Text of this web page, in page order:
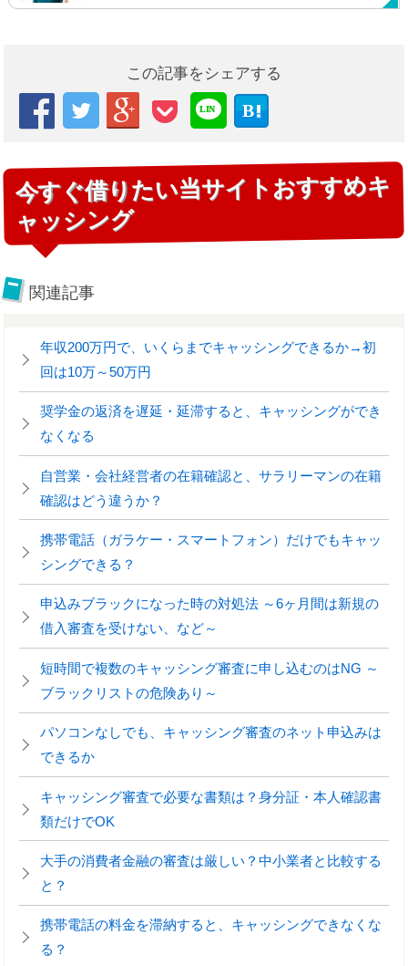
この記事をシェアする
   
LIN
E
B
今すぐ借りたい当サイトおすすめキ
ャッシング
関連記事
年収200万円で、いくらまでキャッシングできるか→初
回は10万～50万円
奨学金の返済を遅延・延滞すると、キャッシングができ
なくなる
自営業・会社経営者の在籍確認と、サラリーマンの在籍
確認はどう違うか？
携帯電話（ガラケー・スマートフォン）だけでもキャッ
シングできる？
申込みブラックになった時の対処法 ～6ヶ月間は新規の
借入審査を受けない、など～
短時間で複数のキャッシング審査に申し込むのはNG ～
ブラックリストの危険あり～
パソコンなしでも、キャッシング審査のネット申込みは
できるか
キャッシング審査で必要な書類は？身分証・本人確認書
類だけでOK
大手の消費者金融の審査は厳しい？中小業者と比較する
と？
携帯電話の料金を滞納すると、キャッシングできなくな
る？